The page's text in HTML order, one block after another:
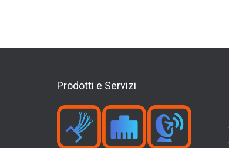
Prodotti e Servizi